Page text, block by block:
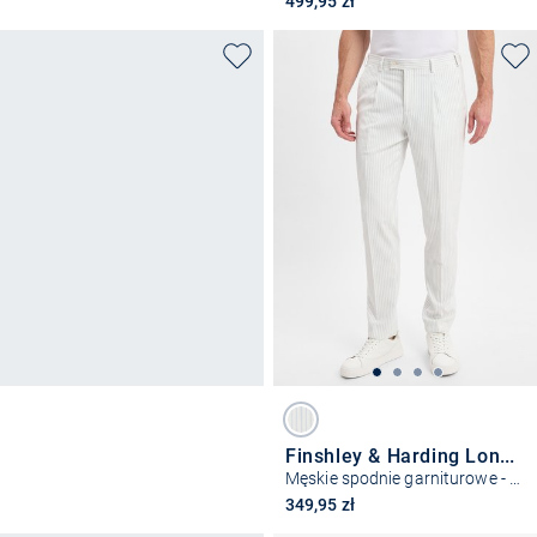
Finshley & Harding London
Męskie spodnie garniturowe - Hudson
349,95 zł